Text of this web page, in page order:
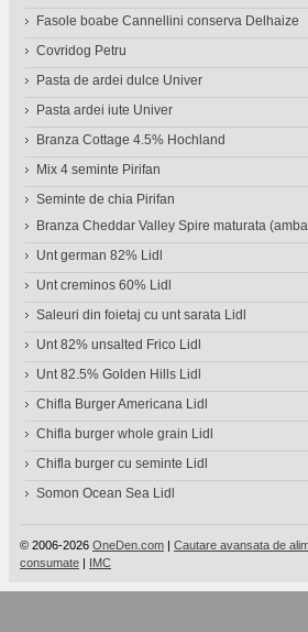
Fasole boabe Cannellini conserva Delhaize
Covridog Petru
Pasta de ardei dulce Univer
Pasta ardei iute Univer
Branza Cottage 4.5% Hochland
Mix 4 seminte Pirifan
Seminte de chia Pirifan
Branza Cheddar Valley Spire maturata
Unt german 82% Lidl
Unt creminos 60% Lidl
Saleuri din foietaj cu unt sarata Lidl
Unt 82% unsalted Frico Lidl
Unt 82.5% Golden Hills Lidl
Chifla Burger Americana Lidl
Chifla burger whole grain Lidl
Chifla burger cu seminte Lidl
Somon Ocean Sea Lidl
© 2006-2026 OneDen.com | Cautare avansata de
consumate | IMC